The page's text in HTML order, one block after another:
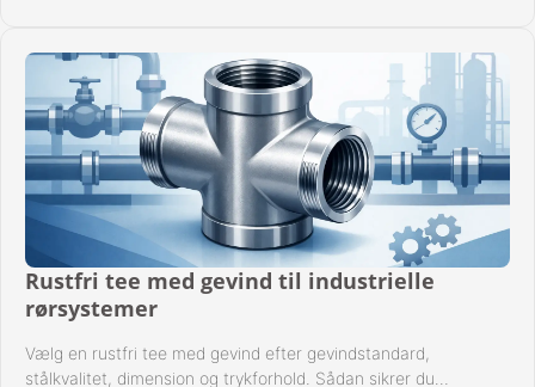
Rustfri tee med gevind til industrielle
rørsystemer
Vælg en rustfri tee med gevind efter gevindstandard,
stålkvalitet, dimension og trykforhold. Sådan sikrer du